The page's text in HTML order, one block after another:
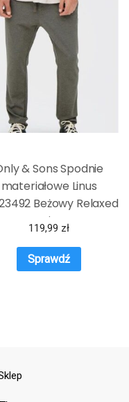
& Sons Spodnie
materiałowe Linus
Beżowy Relaxed
Fit
119,99 zł
Sprawdź